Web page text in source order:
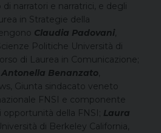
narratori e narratrici, e degli
in Strategie della
Claudia Padovani,
Politiche Università di
di Laurea in Comunicazione;
Antonella Benanzato,
Giunta sindacato veneto
FNSI e componente
opportunità della FNSI; Laura
di Berkeley California,